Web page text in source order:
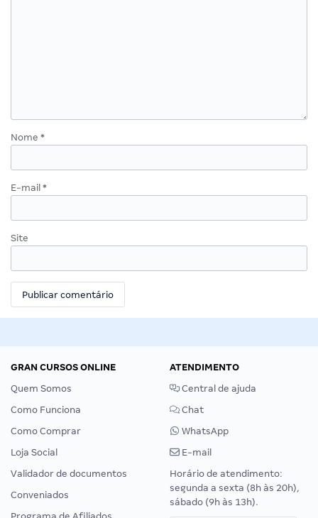
Nome *
E-mail *
Site
GRAN CURSOS ONLINE
Quem Somos
Como Funciona
Como Comprar
Loja Social
Validador de documentos
Conveniados
ATENDIMENTO
Central de ajuda
Chat
WhatsApp
E-mail
Horário de atendimento:
segunda a sexta (8h às 20h),
sábado (9h às 13h).